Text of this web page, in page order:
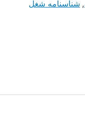
, شناسنامه شغل